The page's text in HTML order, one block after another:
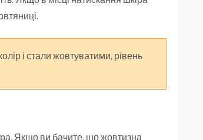
і стали жовтуватими, рівень
Якщо ви бачите, що жовтизна